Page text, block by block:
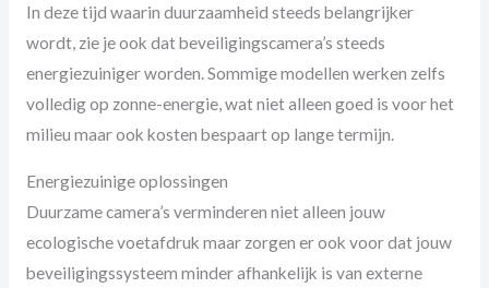
In deze tijd waarin duurzaamheid steeds belangrijker
wordt, zie je ook dat beveiligingscamera’s steeds
energiezuiniger worden. Sommige modellen werken zelfs
volledig op zonne-energie, wat niet alleen goed is voor het
milieu maar ook kosten bespaart op lange termijn.
Energiezuinige oplossingen
Duurzame camera’s verminderen niet alleen jouw
ecologische voetafdruk maar zorgen er ook voor dat jouw
beveiligingssysteem minder afhankelijk is van externe